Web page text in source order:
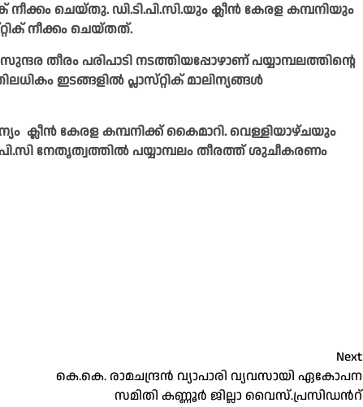
ചെയ്‌തു. ഡി.ടി.പി.സി.യും ക്ലീൻ കേരള കമ്പനിയും
നീക്കം ചെയ്‌തത്‌.
തീരം പരിപാടി നടത്തിയപ്പോഴാണ്‌ പയ്യാമ്പലത്തിന്റെ
ഇടങ്ങളിൽ പ്ലാസ്‌റ്റിക്‌ മാലിന്യങ്ങൾ
ക്ലീൻ കേരള കമ്പനിക്ക്‌ കൈമാറി. വെള്ളിയാഴ്‌ചയും
നേതൃത്വത്തിൽ പയ്യാമ്പലം തീരത്ത്‌ ശുചീകരണം
Next
കെ.കെ. രാമചന്ദ്രൻ വ്യാപാരി വ്യവസായി ഏകോപന
സമിതി കണ്ണൂർ ജില്ലാ വൈസ്.പ്രസിഡൻറ്